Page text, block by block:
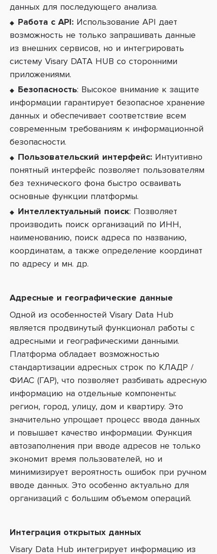
данных для последующего анализа.
Работа с API: Использование API дает
возможность не только запрашивать данные
из внешних сервисов, но и интегрировать
систему Visary DATA HUB со сторонними
приложениями.
Безопасность: Высокое внимание к защите
информации гарантирует безопасное хранение
данных и обеспечивает соответствие всем
современным требованиям к информационной
безопасности.
Пользовательский интерфейс: Интуитивно
понятный интерфейс позволяет пользователям
без технического фона быстро осваивать
основные функции платформы.
Интеллектуальный поиск: Позволяет
производить поиск организаций по ИНН,
наименованию, поиск адреса по названию,
координатам, а также определение координат
по адресу и мн. др.
Адресные и географические данные
Одной из особенностей Visary Data Hub
является продвинутый функционал работы с
адресными и географическими данными.
Платформа обладает возможностью
стандартизации адресных строк по КЛАДР /
ФИАС (ГАР), что позволяет разбивать адресную
информацию на отдельные компоненты:
регион, город, улицу, дом и квартиру. Это
значительно упрощает процесс ввода данных
и повышает качество информации. Функция
автозаполнения при вводе адресов не только
экономит время пользователей, но и
минимизирует вероятность ошибок при ручном
вводе данных. Это особенно актуально для
организаций с большим объемом операций.
Интеграция открытых данных
Visary Data Hub интегрирует информацию из